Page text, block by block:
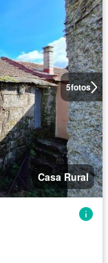
5fotos
Casa Rural